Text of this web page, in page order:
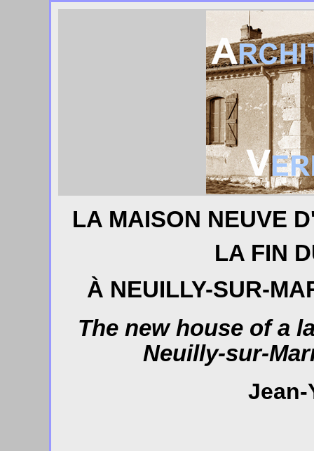
LA MAISON NEUVE
LA FIN
À NEUILLY-SUR-
The new house of a
Neuilly-sur-
Jean-